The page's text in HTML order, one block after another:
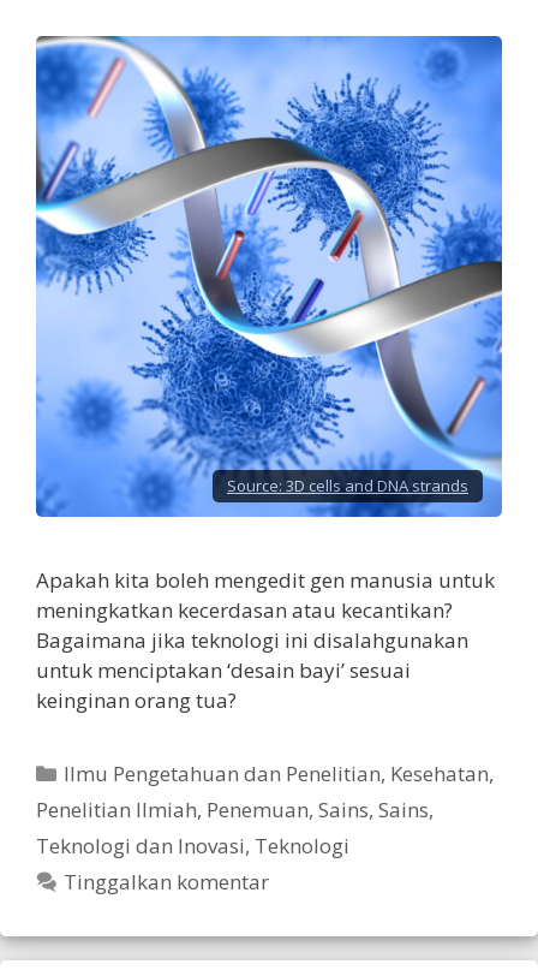
Source: 3D cells and DNA strands
Apakah kita boleh mengedit gen manusia untuk
meningkatkan kecerdasan atau kecantikan?
Bagaimana jika teknologi ini disalahgunakan
untuk menciptakan ‘desain bayi’ sesuai
keinginan orang tua?
Kategori
Ilmu Pengetahuan dan Penelitian, Kesehatan,
Penelitian Ilmiah, Penemuan, Sains, Sains,
Teknologi dan Inovasi, Teknologi
Tinggalkan komentar